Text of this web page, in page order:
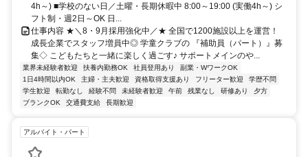
4h～) ■学校のない日／土曜・長期休暇中 8:00～19:00 (実働4h～) シ
フト制・週2日～OK 日...
仕事内容 ★＼8・9月採用強化中／★ 全国で1200施設以上を運営！
成長企業でスタッフ増員中◎ 学童クラブの 『補助員（パート）』募
集◇ こどもたちと一緒に楽しく過ごす♪ サポートメインのや...
業界未経験者歓迎 扶養内勤務OK 社員登用あり
副業・WワークOK
1日4時間以内OK
主婦・主夫歓迎 資格取得支援あり フリーター歓迎
学歴不問
学生歓迎
転勤なし 経験不問 未経験者歓迎 午前 残業なし 研修あり
夕方
ブランクOK
交通費支給 長期歓迎
アルバイト・パート